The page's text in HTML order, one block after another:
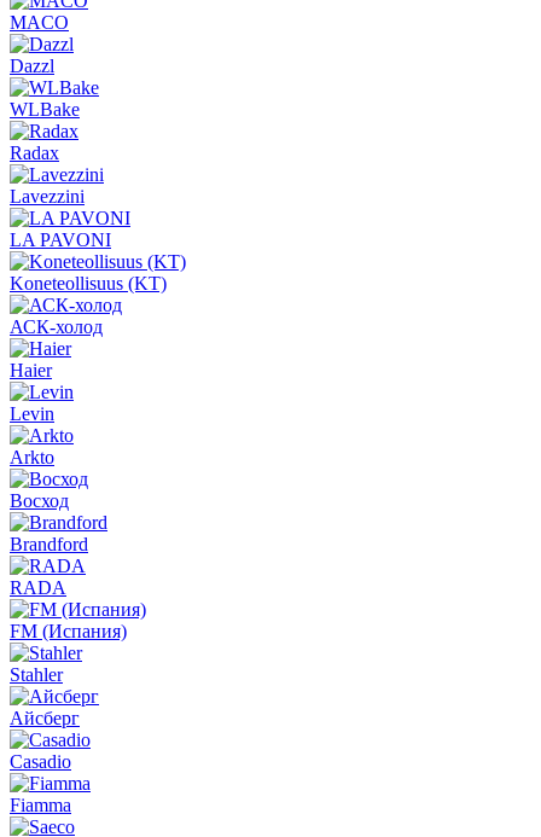
MACO
Dazzl
WLBake
Radax
Lavezzini
LA PAVONI
Koneteollisuus (KT)
АСК-холод
Haier
Levin
Arkto
Восход
Brandford
RADA
FM (Испания)
Stahler
Айсберг
Casadio
Fiamma